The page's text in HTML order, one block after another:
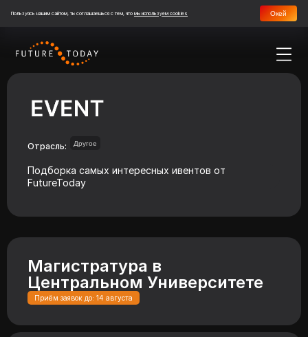
Пользуясь нашим сайтом, ты соглашаешься с тем, что мы используем cookies Окей
Отрасль: Другое
Подборка самых интересных ивентов от
FutureToday
Магистратура в
Центральном Университете
Приём заявок до: 14 августа